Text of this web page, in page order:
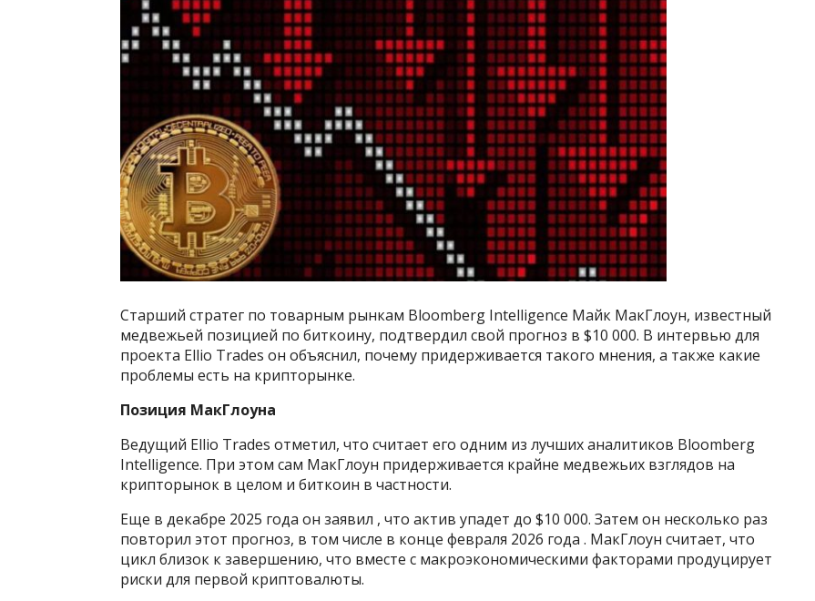
Старший стратег по товарным рынкам Bloomberg Intelligence Майк МакГлоун, известный
медвежьей позицией по биткоину, подтвердил свой прогноз в $10 000. В интервью для
проекта Ellio Trades он объяснил, почему придерживается такого мнения, а также какие
проблемы есть на крипторынке.
Позиция МакГлоуна
Ведущий Ellio Trades отметил, что считает его одним из лучших аналитиков Bloomberg
Intelligence. При этом сам МакГлоун придерживается крайне медвежьих взглядов на
крипторынок в целом и биткоин в частности.
Еще в декабре 2025 года он заявил , что актив упадет до $10 000. Затем он несколько раз
повторил этот прогноз, в том числе в конце февраля 2026 года . МакГлоун считает, что
цикл близок к завершению, что вместе с макроэкономическими факторами продуцирует
риски для первой криптовалюты.